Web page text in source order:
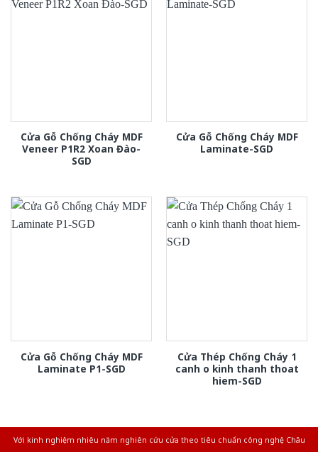
Cửa Gỗ Chống Cháy MDF
Veneer P1R2 Xoan Đào-
SGD
Cửa Gỗ Chống Cháy MDF
Laminate-SGD
Cửa Gỗ Chống Cháy MDF
Laminate P1-SGD
Cửa Thép Chống Cháy 1
canh o kinh thanh thoat
hiem-SGD
Với kinh nghiệm nhiêu năm nghiên cứu cửa theo tiêu chuẩn công nghệ Châu